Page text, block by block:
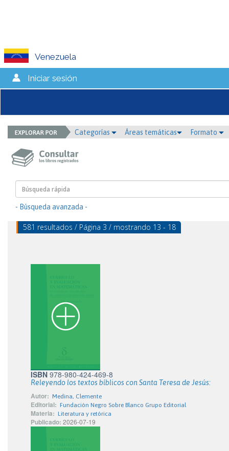
Venezuela
Iniciar sesión
Categorías Áreas temáticas Formato
- Búsqueda avanzada -
581 resultados / Página 3 / mostrando 13 - 18
ISBN 978-980-424-469-8
Releyendo los textos bíblicos con Santa Teresa de Jesús:
Autor: Medina, Clemente
Editorial: Fundación Negro Sobre Blanco Grupo Editorial
Materia: Literatura y retórica
Publicado: 2026-07-19